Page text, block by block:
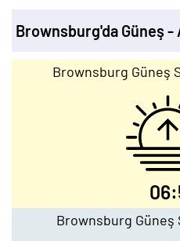
Brownsburg'da Güneş -
Brownsburg Güneş
Brownsburg Güneş